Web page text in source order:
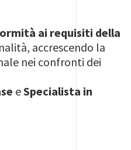
ai requisiti della
accrescendo la
nei confronti dei
eSpecialista in